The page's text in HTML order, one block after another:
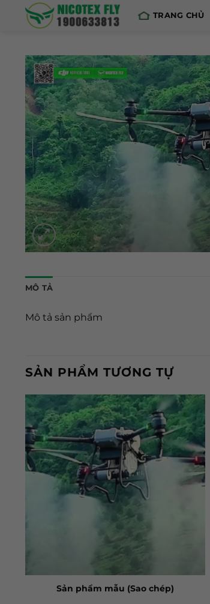
TRANG CHỦ
MÔ TẢ
Mô tả sản phẩm
SẢN PHẨM TƯƠNG TỰ
Sản phẩm mẫu (Sao chép)